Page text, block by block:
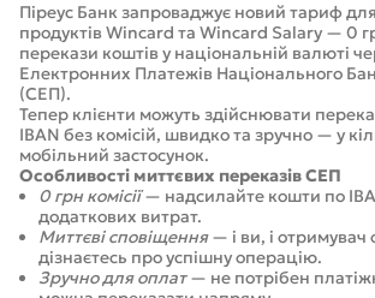
Піреус Банк запроваджує новий тариф
продуктів Wincard та Wincard Salary — 0
перекази коштів у національній валюті
Електронних Платежів Національного
(СЕП).
Тепер клієнти можуть здійснювати
IBAN без комісій, швидко та зручно — у
мобільний застосунок.
Особливості миттєвих переказів СЕП
0 грн комісії— надсилайте кошти по
додаткових витрат.
Миттєві сповіщення— і ви, і отримувач
дізнаєтесь про успішну операцію.
Зручно для оплат— не потрібен